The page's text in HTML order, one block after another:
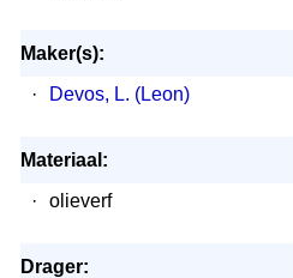
Maker(s):
·
Devos, L. (Leon)
Materiaal:
·
olieverf
Drager: